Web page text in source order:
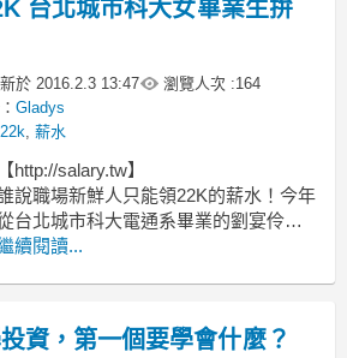
品伃/台北報導)
台北城市科大女畢業生拚
於 2016.2.3 13:47 瀏覽人次 :164
Gladys
22k, 薪水
【http://salary.tw】
說職場新鮮人只能領22K的薪水！今年
台北城市科大電通系畢業的劉宴伶，
著在校期間積極表現爭取進入半導體
擁有月薪40K。
宴伶高職時期讀幼保科，也曾在服務
續閱讀...
資，第一個要學會什麼？